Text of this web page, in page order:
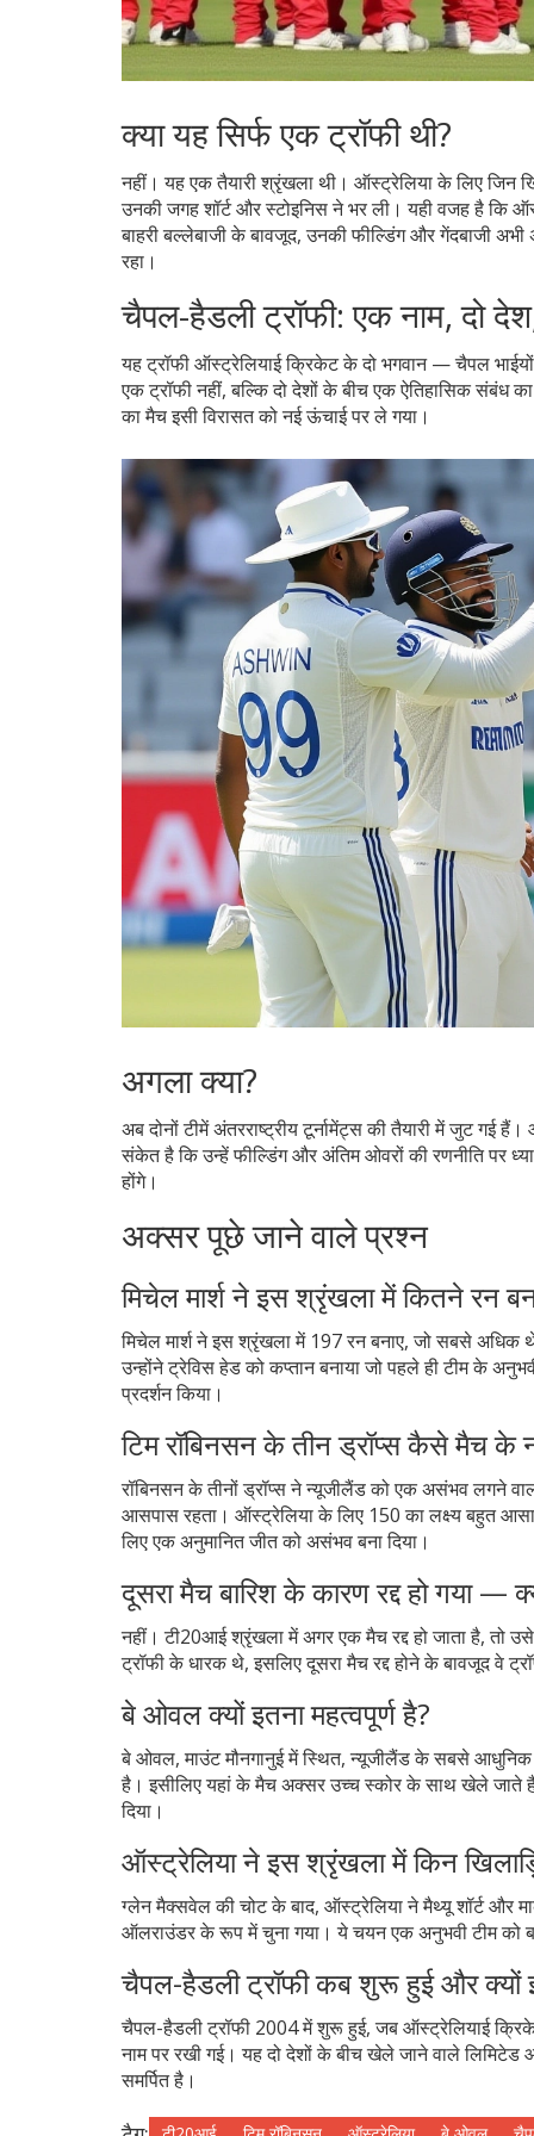
क्या यह सिर्फ एक ट्रॉफी थी?
नहीं। यह एक तैयारी श्रृंखला थी। ऑस्ट्रेलिया के लिए जिन
उनकी जगह शॉर्ट और स्टोइनिस ने भर ली। यही वजह है
बाहरी बल्लेबाजी के बावजूद, उनकी फील्डिंग और गेंदबाजी
रहा।
चैपल-हैडली ट्रॉफी: एक नाम, दो
यह ट्रॉफी ऑस्ट्रेलियाई क्रिकेट के दो भगवान — चैपल
एक ट्रॉफी नहीं, बल्कि दो देशों के बीच एक ऐतिहासिक संबंध
का मैच इसी विरासत को नई ऊंचाई पर ले गया।
अगला क्या?
अब दोनों टीमें अंतरराष्ट्रीय टूर्नामेंट्स की तैयारी में जुट
संकेत है कि उन्हें फील्डिंग और अंतिम ओवरों की रणनीति पर
होंगे।
अक्सर पूछे जाने वाले प्रश्न
मिचेल मार्श ने इस श्रृंखला में कितने रन
मिचेल मार्श ने इस श्रृंखला में 197 रन बनाए, जो सबसे अधिक
उन्होंने ट्रेविस हेड को कप्तान बनाया जो पहले ही टीम के
प्रदर्शन किया।
टिम रॉबिनसन के तीन ड्रॉप्स कैसे मैच के
रॉबिनसन के तीनों ड्रॉप्स ने न्यूजीलैंड को एक असंभव लगने
आसपास रहता। ऑस्ट्रेलिया के लिए 150 का लक्ष्य बहुत
लिए एक अनुमानित जीत को असंभव बना दिया।
दूसरा मैच बारिश के कारण रद्द हो गया —
नहीं। टी20आई श्रृंखला में अगर एक मैच रद्द हो जाता है, तो
ट्रॉफी के धारक थे, इसलिए दूसरा मैच रद्द होने के बावजूद वे
बे ओवल क्यों इतना महत्वपूर्ण है?
बे ओवल, माउंट मौनगानुई में स्थित, न्यूजीलैंड के सबसे
है। इसीलिए यहां के मैच अक्सर उच्च स्कोर के साथ खेले जाते
दिया।
ऑस्ट्रेलिया ने इस श्रृंखला में किन
ग्लेन मैक्सवेल की चोट के बाद, ऑस्ट्रेलिया ने मैथ्यू शॉर्ट और
ऑलराउंडर के रूप में चुना गया। ये चयन एक अनुभवी टीम को
चैपल-हैडली ट्रॉफी कब शुरू हुई और क्यों
चैपल-हैडली ट्रॉफी 2004 में शुरू हुई, जब ऑस्ट्रेलियाई
नाम पर रखी गई। यह दो देशों के बीच खेले जाने वाले लिमिटेड
समर्पित है।